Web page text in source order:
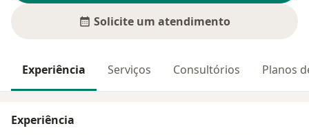
Solicite um atendimento
Experiência Serviços Consultórios Planos
Experiência